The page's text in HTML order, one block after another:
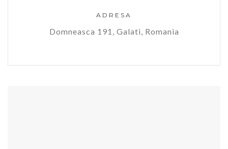
ADRESA
Domneasca 191, Galati, Romania